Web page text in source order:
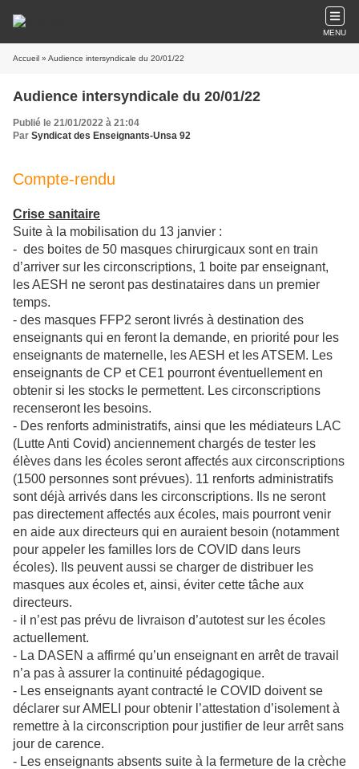
MENU
Accueil » Audience intersyndicale du 20/01/22
Audience intersyndicale du 20/01/22
Publié le 21/01/2022 à 21:04
Par Syndicat des Enseignants-Unsa 92
Compte-rendu
Crise sanitaire
Suite à la mobilisation du 13 janvier :
- des boites de 50 masques chirurgicaux sont en train
d’arriver sur les circonscriptions, 1 boite par enseignant,
les AESH ne seront pas destinataires dans un premier
temps.
- des masques FFP2 seront livrés à destination des
enseignants qui en feront la demande, en priorité pour les
enseignants de maternelle, les AESH et les ATSEM. Les
enseignants de CP et CE1 pourront éventuellement en
obtenir si les stocks le permettent. Les circonscriptions
recenseront les besoins.
- Des renforts administratifs, ainsi que les médiateurs LAC
(Lutte Anti Covid) anciennement chargés de tester les
élèves dans les écoles seront affectés aux circonscriptions
(1500 personnes sont prévues). 11 renforts administratifs
sont déjà arrivés dans les circonscriptions. Ils ne seront
pas directement affectés aux écoles, mais pourront venir
en aide aux directeurs qui en auraient besoin (notamment
pour appeler les familles lors de COVID dans leurs
écoles). Ils peuvent aussi se charger de distribuer les
masques aux écoles et, ainsi, éviter cette tâche aux
directeurs.
- il n’est pas prévu de livraison d’autotest sur les écoles
actuellement.
- La DASEN a affirmé qu’un enseignant en arrêt de travail
n’a pas à assurer la continuité pédagogique.
- Les enseignants ayant contracté le COVID doivent se
déclarer sur AMELI pour obtenir l’attestation d’isolement à
remettre à la circonscription pour justifier de leur arrêt sans
jour de carence.
- Les enseignants absents suite à la fermeture de la crèche